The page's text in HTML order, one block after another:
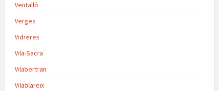
Ventalló
Verges
Vidreres
Vila-Sacra
Vilabertran
Vilablareix